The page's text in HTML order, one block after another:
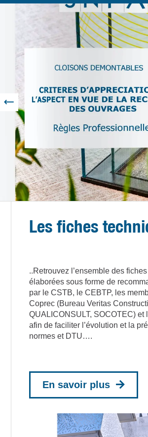
Les fiches
..Retrouvez l’ensemble des
élaborées sous forme de
par le CSTB, le CEBTP, les
Coprec (Bureau Veritas
QUALICONSULT, SOCOTEC) et
afin de faciliter l’évolution et la
normes et DTU….
En savoir plus